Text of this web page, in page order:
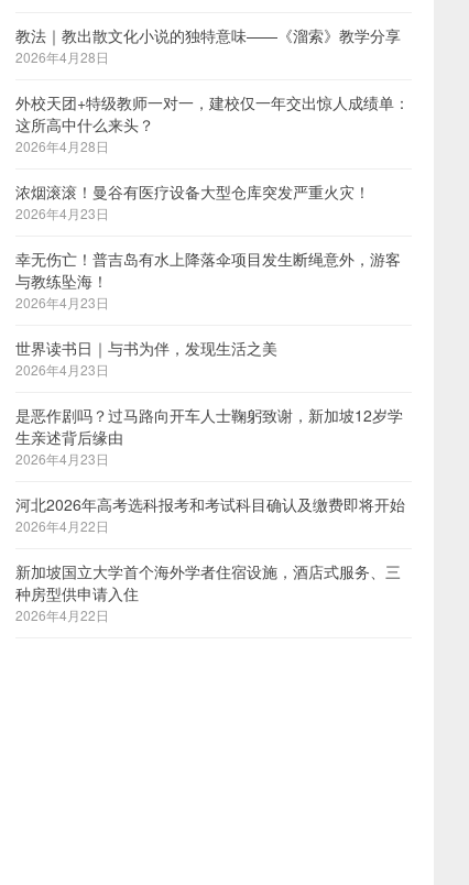
教法｜教出散文化小说的独特意味——《溜索》教学分享
2026年4月28日
外校天团+特级教师一对一，建校仅一年交出惊人成绩单：
这所高中什么来头？
2026年4月28日
浓烟滚滚！曼谷有医疗设备大型仓库突发严重火灾！
2026年4月23日
幸无伤亡！普吉岛有水上降落伞项目发生断绳意外，游客
与教练坠海！
2026年4月23日
世界读书日｜与书为伴，发现生活之美
2026年4月23日
是恶作剧吗？过马路向开车人士鞠躬致谢，新加坡12岁学
生亲述背后缘由
2026年4月23日
河北2026年高考选科报考和考试科目确认及缴费即将开始
2026年4月22日
新加坡国立大学首个海外学者住宿设施，酒店式服务、三
种房型供申请入住
2026年4月22日